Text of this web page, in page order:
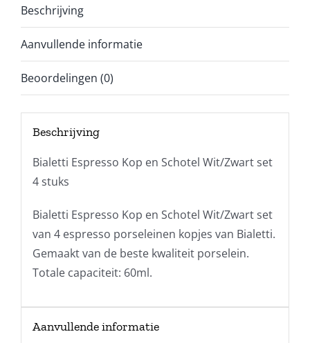
Beschrijving
Aanvullende informatie
Beoordelingen (0)
Beschrijving
Bialetti Espresso Kop en Schotel Wit/Zwart set
4 stuks
Bialetti Espresso Kop en Schotel Wit/Zwart set
van 4 espresso porseleinen kopjes van Bialetti.
Gemaakt van de beste kwaliteit porselein.
Totale capaciteit: 60ml.
Aanvullende informatie